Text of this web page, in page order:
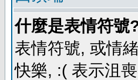
什麼是表情符號
表情符號, 或情
快樂, :( 表示沮